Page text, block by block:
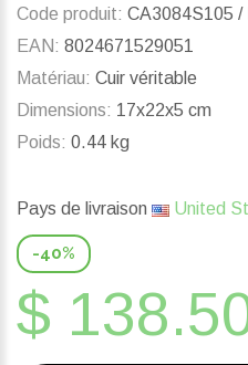
Code produit: CA3084S105 /
EAN: 8024671529051
Matériau: Cuir véritable
Dimensions: 17x22x5 cm
Poids: 0.44 kg
Pays de livraison United
-40%
$